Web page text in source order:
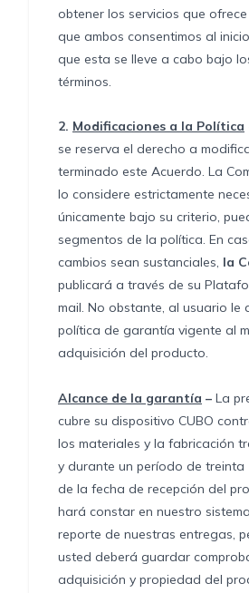
obtener los servicios que ofrece
que ambos consentimos al
que esta se lleve a cabo bajo
términos.
2. Modificaciones a la Política
se reserva el derecho a
terminado este Acuerdo. La
lo considere estrictamente
únicamente bajo su criterio,
segmentos de la política. En
cambios sean sustanciales, la
publicará a través de su
mail. No obstante, al usuario le
política de garantía vigente al
adquisición del producto.
Alcance de la garantía – La
cubre su dispositivo CUBO
los materiales y la fabricación
y durante un período de treinta
de la fecha de recepción del
hará constar en nuestro
reporte de nuestras entregas,
usted deberá guardar
adquisición y propiedad del